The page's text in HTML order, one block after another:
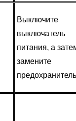
Выключите
выключатель
питания, а
замените